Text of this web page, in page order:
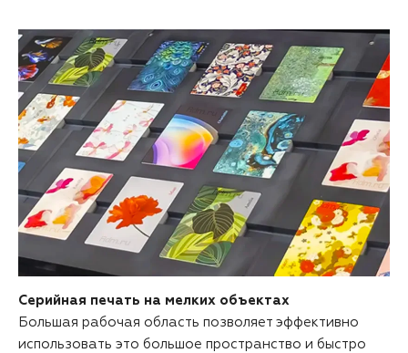
Серийная печать на мелких объектах
Большая рабочая область позволяет эффективно
использовать это большое пространство и быстро